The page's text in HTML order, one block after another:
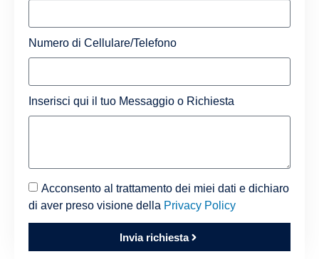
Numero di Cellulare/Telefono
Inserisci qui il tuo Messaggio o Richiesta
Acconsento al trattamento dei miei dati e dichiaro
di aver preso visione della Privacy Policy
Invia richiesta